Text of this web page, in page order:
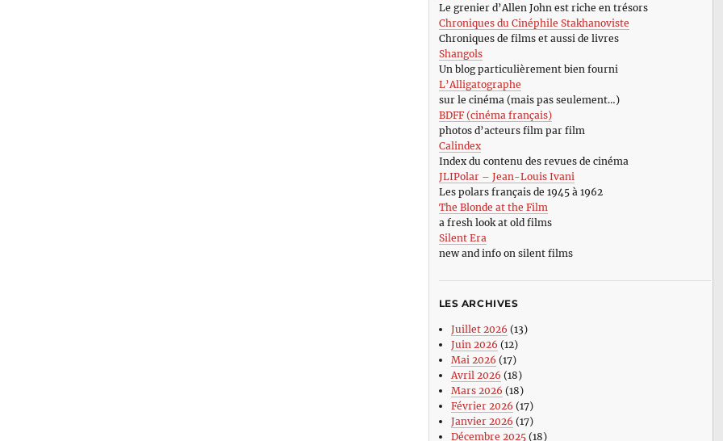
Le grenier d’Allen John est riche en trésors
Chroniques du Cinéphile Stakhanoviste
Chroniques de films et aussi de livres
Shangols
Un blog particulièrement bien fourni
L’Alligatographe
sur le cinéma (mais pas seulement…)
BDFF (cinéma français)
photos d’acteurs film par film
Calindex
Index du contenu des revues de cinéma
JLIPolar – Jean-Louis Ivani
Les polars français de 1945 à 1962
The Blonde at the Film
a fresh look at old films
Silent Era
new and info on silent films
LES ARCHIVES
Juillet 2026 (13)
Juin 2026 (12)
Mai 2026 (17)
Avril 2026 (18)
Mars 2026 (18)
Février 2026 (17)
Janvier 2026 (17)
Décembre 2025(18)